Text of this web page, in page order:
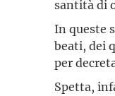
santità di
In queste
beati, dei
per
Spetta,